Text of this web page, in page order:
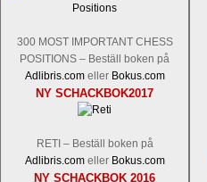
300 MOST IMPORTANT CHESS
POSITIONS – Beställ boken på
Adlibris.comeller Bokus.com
NY SCHACKBOK2017
RETI – Beställ boken på
Adlibris.comeller Bokus.com
NY SCHACKBOK 2016